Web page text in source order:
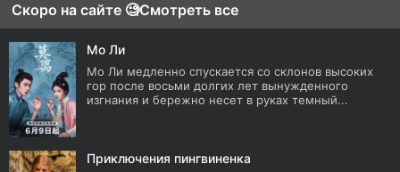
Скоро на сайте 🧐Смотреть все
Мо Ли
Мо Ли медленно спускается со склонов высоких
гор после восьми долгих лет вынужденного
изгнания и бережно несет в руках темный...
Приключения пингвиненка